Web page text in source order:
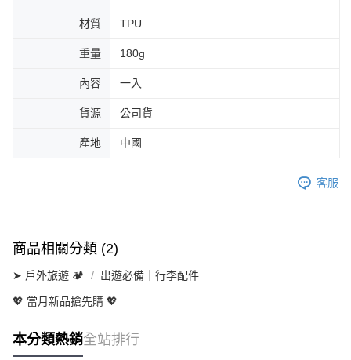
材質 TPU
重量 180g
內容 一入
貨源 公司貨
產地 中國
客服
商品相關分類 (2)
➤ 戶外旅遊 🏕 出遊必備｜行李配件
💖 當月新品搶先購 💖
本分類熱銷全站排行